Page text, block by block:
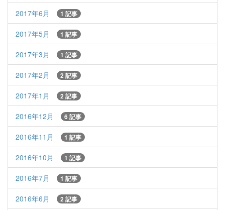
2017年6月 1 記事
2017年5月 1 記事
2017年3月 1 記事
2017年2月 2 記事
2017年1月 2 記事
2016年12月 6 記事
2016年11月 1 記事
2016年10月 1 記事
2016年7月 1 記事
2016年6月 2 記事